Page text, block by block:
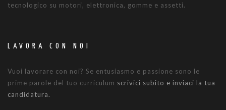
tecnologico su motori, elettronica, gomme e assetti.
LAVORA CON NOI
Vuoi lavorare con noi? Se entusiasmo e passione sono le
prime parole del tuo curriculum scrivici subito e inviaci la tua
candidatura.